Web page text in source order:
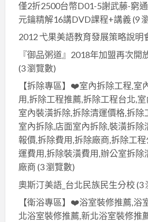
僅2折2500台幣D01-5謝武藤-窮
元鑰精解16講DVD課程+講義 (9
2012 弋果美語教育發展策略說明
『御品粥道』2018年加盟再次開
(3 瀏覽數)
【拆除專區】❤️室內拆除工程,室
用,拆除工程推薦,拆除工程台北,
室內裝潢拆除,拆除清運價格,拆除
室內拆除,店面室內拆除,裝潢拆除
報價,拆除費用,拆除廠商,拆除工
運費用,拆除裝潢費用,辦公室拆除
廠商 (3 瀏覽數)
奧斯汀美語_台北民族民生分校 (3
【衛浴專區】❤️浴室裝修推薦,浴
北浴室裝修推薦,新北浴室裝修推